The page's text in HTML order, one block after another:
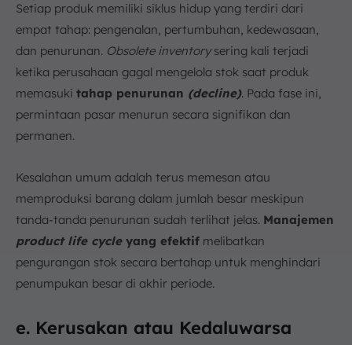
Setiap produk memiliki siklus hidup yang terdiri dari
empat tahap: pengenalan, pertumbuhan, kedewasaan,
dan penurunan. Obsolete inventorysering kali terjadi
ketika perusahaan gagal mengelola stok saat produk
memasuki tahap penurunan (decline). Pada fase ini,
permintaan pasar menurun secara signifikan dan
permanen.
Kesalahan umum adalah terus memesan atau
memproduksi barang dalam jumlah besar meskipun
tanda-tanda penurunan sudah terlihat jelas. Manajemen
product life cycleyang efektif melibatkan
pengurangan stok secara bertahap untuk menghindari
penumpukan besar di akhir periode.
e. Kerusakan atau Kedaluwarsa